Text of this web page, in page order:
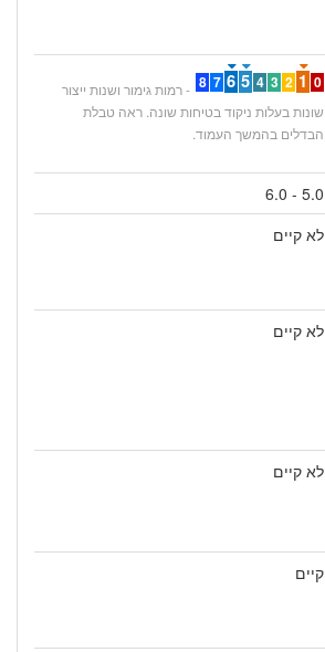
0
1
2
3
4
5
6
7
8 - רמות גימור ושנות ייצור
שונות בעלות ניקוד בטיחות שונה. ראה טבלת
הבדלים בהמשך העמוד.
5.0 - 6.0
לא קיים
לא קיים
לא קיים
קיים